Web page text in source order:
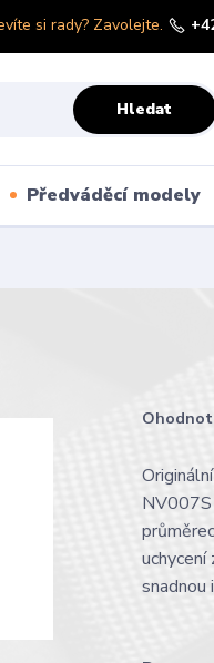
Hledat
si rady? Zavolejte.
Předváděcí modely
NV007S
snadnou